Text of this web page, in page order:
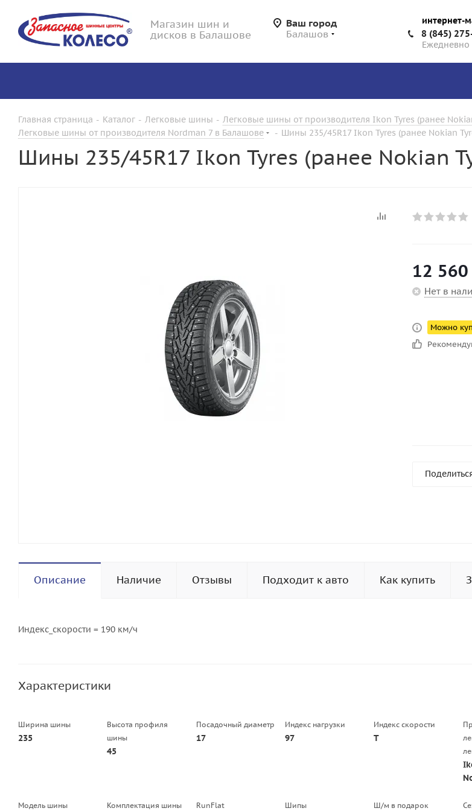
Магазин шин и
дисков в Балашове
Ваш город
Балашов
интернет-
8 (845)
Ежедневно
Главная страница - Каталог - Легковые шины - Легковые шины от производителя Ikon Tyres (ранее
Легковые шины от производителя Nordman 7 в Балашове
- Шины 235/45R17 Ikon Tyres (ранее Nokian
Шины 235/45R17 Ikon Tyres (ранее Nokian
12 560
Нет в
Можно
Описание Наличие Отзывы Подходит к авто Как купить
Индекс_скорости = 190 км/ч
Характеристики
Ширина шины
235
Высота профиля
шины
45
Посадочный диаметр
17
Индекс нагрузки
97
Индекс скорости
T
Модель шины Комплектация шины RunFlat Шипы Ш/м в подарок